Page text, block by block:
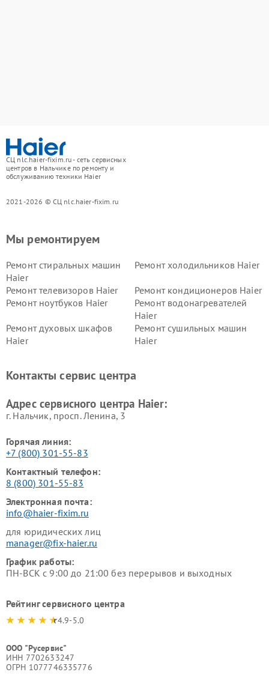
СЦ nlc.haier-fixim.ru - сеть сервисных
центров в Нальчике по ремонту и
обслуживанию техники Haier
2021-2026 © СЦ nlc.haier-fixim.ru
Мы ремонтируем
Ремонт стиральных машин
Haier
Ремонт холодильников Haier
Ремонт телевизоров Haier
Ремонт кондиционеров Haier
Ремонт ноутбуков Haier
Ремонт водонагревателей
Haier
Ремонт духовых шкафов
Haier
Ремонт сушильных машин
Haier
Ремонт роботов-пылесосов
Ремонт посудомоечных
Контакты сервис центра
Адрес сервисного центра Haier:
г. Нальчик, просп. Ленина, 3
Горячая линия:
+7 (800) 301-55-83
Контактный телефон:
8 (800) 301-55-83
Электронная почта:
info@haier-fixim.ru
для юридических лиц
manager@fix-haier.ru
График работы:
ПН-ВСК с 9:00 до 21:00 без перерывов и выходных
Рейтинг сервисного центра
4.9-5.0
ООО "Русервис"
ИНН 7702633247
ОГРН 1077746335776